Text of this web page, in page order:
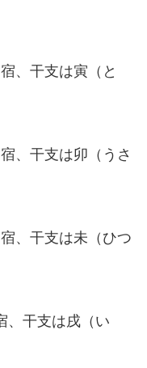
、干支は寅（と
、干支は卯（うさ
、干支は未（ひつ
、干支は戌（い